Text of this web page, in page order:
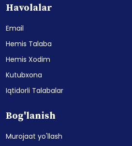
Havolalar
Email
Hemis Talaba
Hemis Xodim
Kutubxona
Iqtidorli Talabalar
Bog'lanish
Murojaat yo'llash